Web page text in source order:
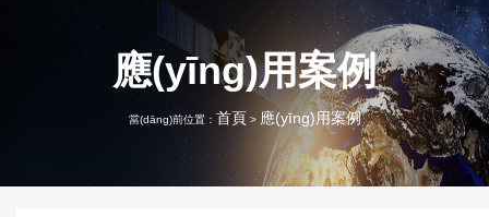
應(yīng)用案例
當(dāng)前位置： 首頁 > 應(yīng)用案例